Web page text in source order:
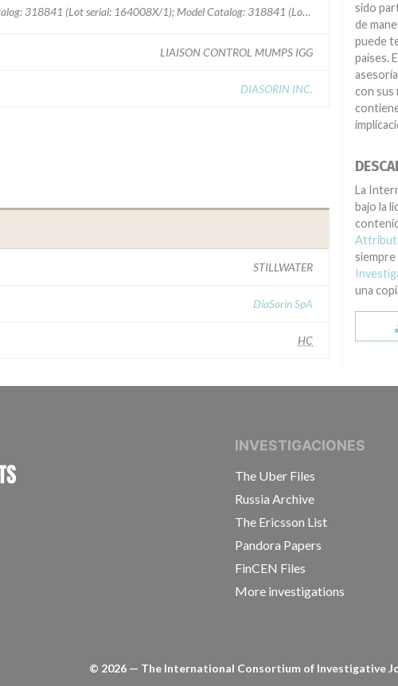
Model Catalog: 318841 (Lot serial: 164008X); Model Catalog: 318841 (Lot serial: 164008X/1); Model Catalog: 318841 (Lot serial: 164009X)
LIAISON CONTROL MUMPS IGG
DIASORIN INC.
STILLWATER
DiaSorin SpA
HC
sido
de
puede
países.
con sus
La
bajo la
siempre
una
INTERNATIONAL CONSORTIUM OF INVESTIGATIVE
INVESTIGACIONES
The Uber Files
Russia Archive
The Ericsson List
Pandora Papers
FinCEN Files
More investigations
© 2026 — The International Consortium of Investigative